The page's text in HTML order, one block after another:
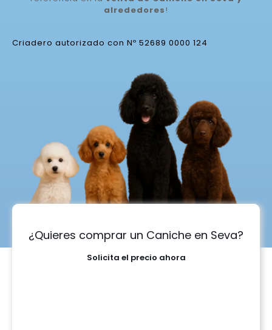
alrededores!
Criadero autorizado con Nº 52689 0000 124
¿Quieres comprar un Caniche en Seva?
Solicita el precio ahora